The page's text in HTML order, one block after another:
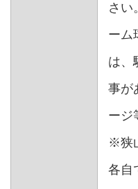
さ
ーム
は、
事が
ージ
※狭
各自